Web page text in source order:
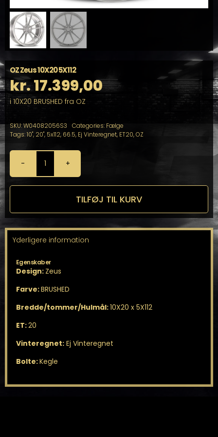
OZ Zeus 10X20 5X112
kr.17.399,00
i 10X20 BRUSHED fra OZ
SKU:W04082056S3 Categories: Fælge
Tags:10", 20", 5x112, 66.5, Ej Vinteregnet, ET20,OZ
OZ
Zeus
10X20
TILFØJ TIL KURV
Yderligere information
Egenskaber
Design: Zeus
Farve:BRUSHED
Bredde/tommer/Hulmål:10X20 x 5X112
ET:20
Vinteregnet:Ej Vinteregnet
Bolte:Kegle